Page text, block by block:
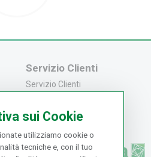
Servizio Clienti
Servizio Clienti
Modalità di Spediz...
sui Cookie
utilizziamo cookie o
tecniche e, con il tuo